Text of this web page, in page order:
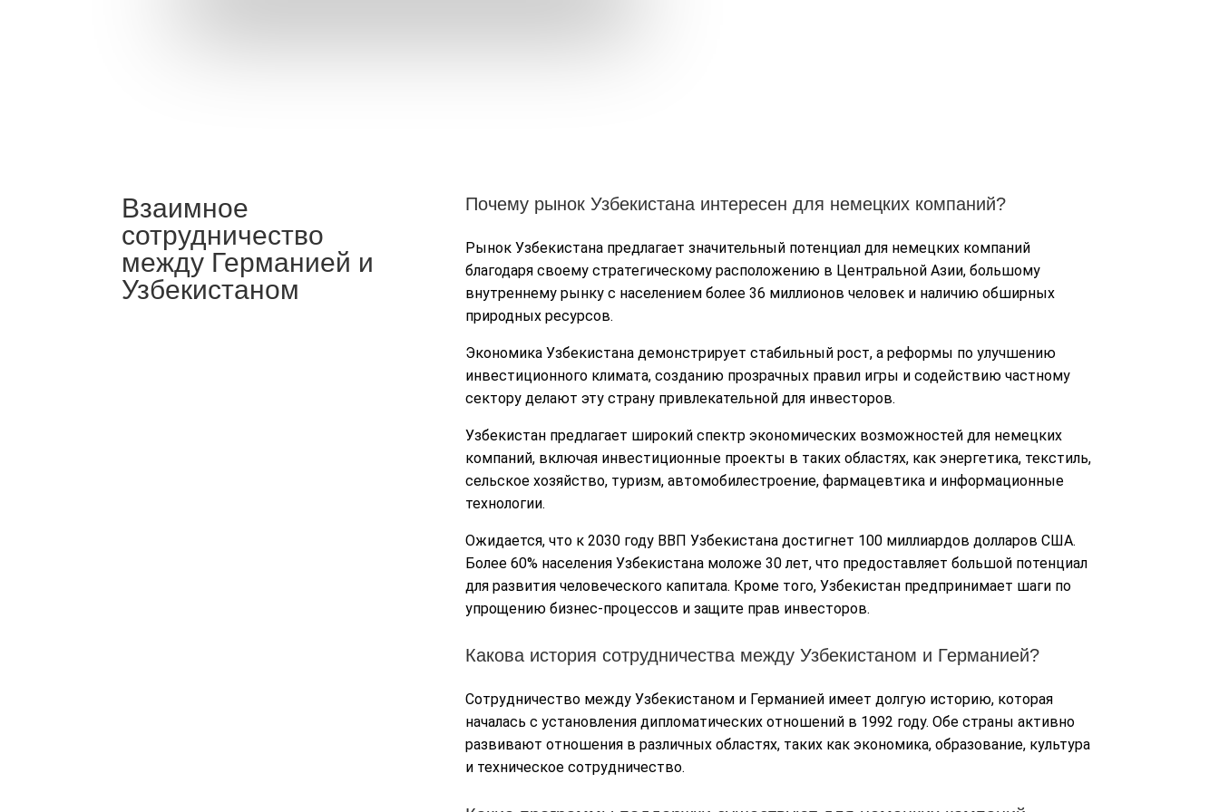
Взаимное
сотрудничество
между Германией и
Узбекистаном
Почему рынок Узбекистана интересен для немецких компаний?
Рынок Узбекистана предлагает значительный потенциал для немецких компаний
благодаря своему стратегическому расположению в Центральной Азии, большому
внутреннему рынку с населением более 36 миллионов человек и наличию обширных
природных ресурсов.
Экономика Узбекистана демонстрирует стабильный рост, а реформы по улучшению
инвестиционного климата, созданию прозрачных правил игры и содействию частному
сектору делают эту страну привлекательной для инвесторов.
Узбекистан предлагает широкий спектр экономических возможностей для немецких
компаний, включая инвестиционные проекты в таких областях, как энергетика, текстиль,
сельское хозяйство, туризм, автомобилестроение, фармацевтика и информационные
технологии.
Ожидается, что к 2030 году ВВП Узбекистана достигнет 100 миллиардов долларов США.
Более 60% населения Узбекистана моложе 30 лет, что предоставляет большой потенциал
для развития человеческого капитала. Кроме того, Узбекистан предпринимает шаги по
упрощению бизнес-процессов и защите прав инвесторов.
Какова история сотрудничества между Узбекистаном и Германией?
Сотрудничество между Узбекистаном и Германией имеет долгую историю, которая
началась с установления дипломатических отношений в 1992 году. Обе страны активно
развивают отношения в различных областях, таких как экономика, образование, культура
и техническое сотрудничество.